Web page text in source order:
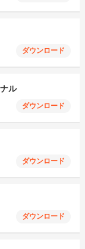
ダウンロード
ル
ダウンロード
ダウンロード
ダウンロード